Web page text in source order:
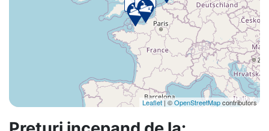
Leaflet| ©OpenStreetMapcontributors